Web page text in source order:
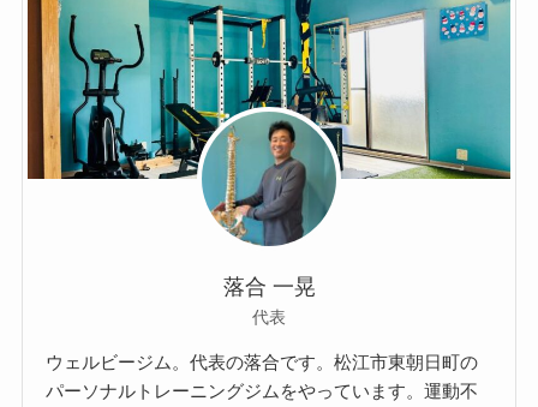
落合 一晃
代表
ウェルビージム。代表の落合です。松江市東朝日町の
パーソナルトレーニングジムをやっています。運動不